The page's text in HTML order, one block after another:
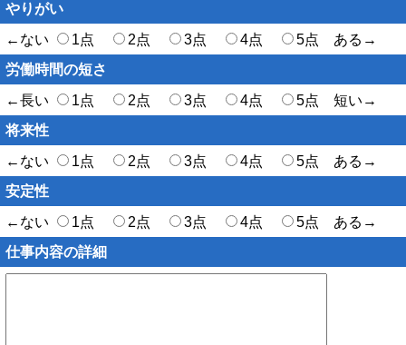
やりがい
←ない
1点 2点 3点 4点
5点 ある→
労働時間の短さ
←長い
1点 2点 3点 4点
5点 短い→
将来性
←ない
1点 2点 3点 4点
5点 ある→
安定性
←ない
1点 2点 3点 4点
5点 ある→
仕事内容の詳細